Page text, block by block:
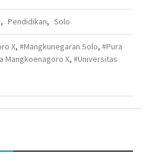
, Pendidikan, Solo
X, #Mangkunegaran Solo, #Pura
Mangkoenagoro X, #Universitas